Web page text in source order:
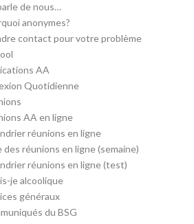
de nous…
anonymes?
contact pour votre problème
AA
Quotidienne
AA en ligne
réunions en ligne
des réunions en ligne (semaine)
réunions en ligne (test)
je alcoolique
généraux
du BSG